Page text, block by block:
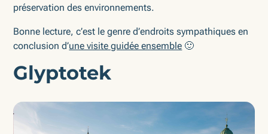
préservation des environnements.
Bonne lecture, c’est le genre d’endroits sympathiques en
conclusion d’une visite guidée ensemble 🙂
Glyptotek